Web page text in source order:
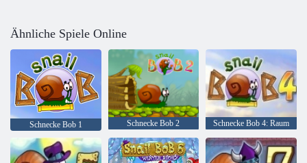
Ähnliche Spiele Online
Schnecke Bob 1 Schnecke Bob 2 Schnecke Bob 4: Raum